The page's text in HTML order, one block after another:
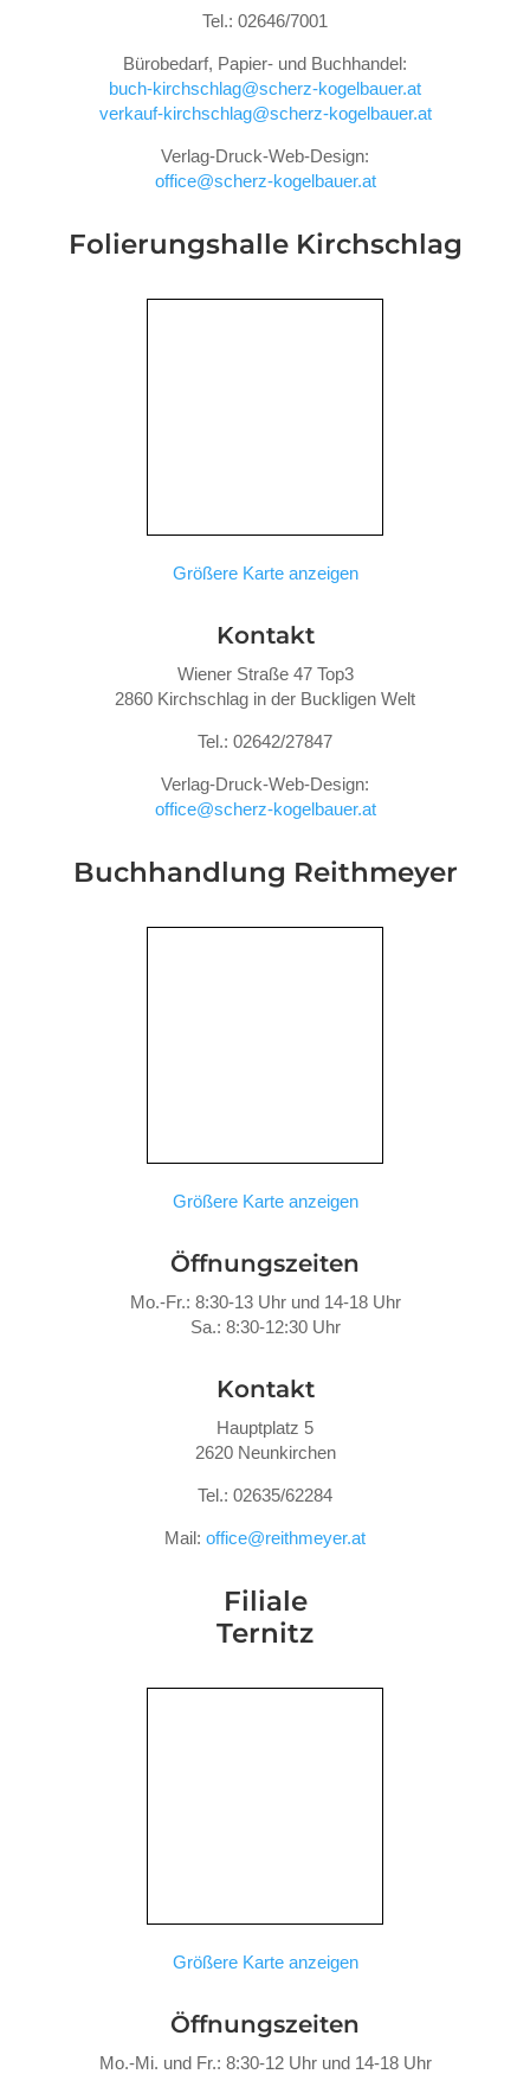
Tel.: 02646/7001
Bürobedarf, Papier- und Buchhandel:
buch-kirchschlag@scherz-kogelbauer.at
verkauf-kirchschlag@scherz-kogelbauer.at
Verlag-Druck-Web-Design:
office@scherz-kogelbauer.at
Folierungshalle Kirchschlag
Größere Karte anzeigen
Kontakt
Wiener Straße 47 Top3
2860 Kirchschlag in der Buckligen Welt
Tel.: 02642/27847
Verlag-Druck-Web-Design:
office@scherz-kogelbauer.at
Buchhandlung Reithmeyer
Größere Karte anzeigen
Öffnungszeiten
Mo.-Fr.: 8:30-13 Uhr und 14-18 Uhr
Sa.: 8:30-12:30 Uhr
Kontakt
Hauptplatz 5
2620 Neunkirchen
Tel.: 02635/62284
Mail: office@reithmeyer.at
Filiale
Ternitz
Größere Karte anzeigen
Öffnungszeiten
Mo.-Mi. und Fr.: 8:30-12 Uhr und 14-18 Uhr